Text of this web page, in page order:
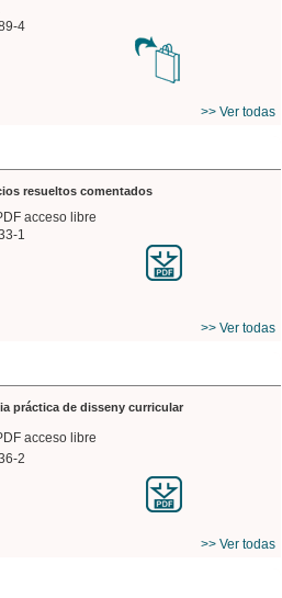
4
>> Ver todas
resueltos comentados
acceso libre
1
>> Ver todas
práctica de disseny curricular
acceso libre
2
>> Ver todas